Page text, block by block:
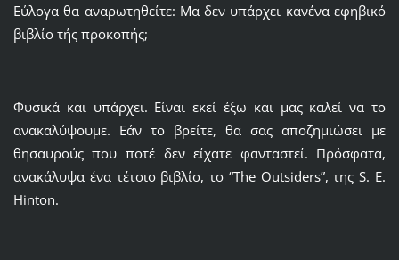
Εύλογα θα αναρωτηθείτε: Μα δεν υπάρχει κανένα εφηβικό
βιβλίο τής προκοπής;
Φυσικά και υπάρχει. Είναι εκεί έξω και μας καλεί να το
ανακαλύψουμε. Εάν το βρείτε, θα σας αποζημιώσει με
θησαυρούς που ποτέ δεν είχατε φανταστεί. Πρόσφατα,
ανακάλυψα ένα τέτοιο βιβλίο, το “The Outsiders”, της S. E.
Hinton.